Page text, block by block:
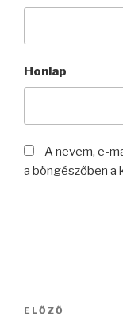
Honlap
A nevem, e-
a böngészőben a
Bejegyzés
Korábbi
ELŐZŐ